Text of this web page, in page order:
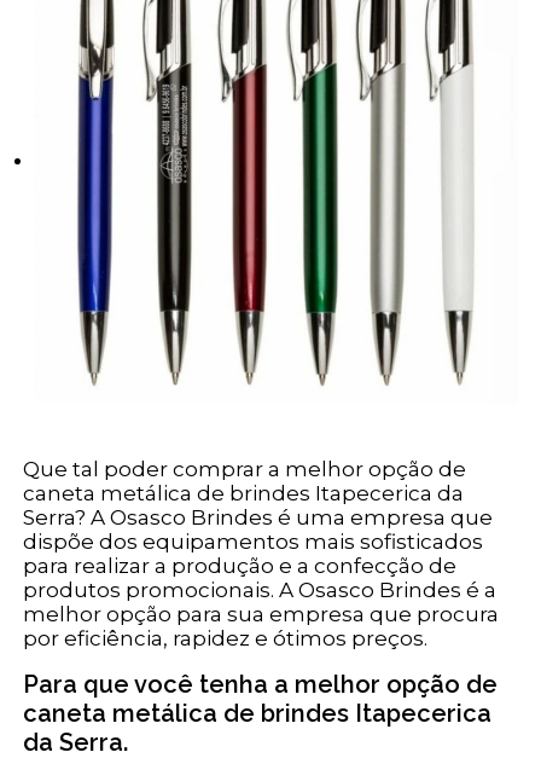
Que tal poder comprar a melhor opção de
caneta metálica de brindes Itapecerica da
Serra? A Osasco Brindes é uma empresa que
dispõe dos equipamentos mais sofisticados
para realizar a produção e a confecção de
produtos promocionais. A Osasco Brindes é a
melhor opção para sua empresa que procura
por eficiência, rapidez e ótimos preços.
Para que você tenha a melhor opção de
caneta metálica de brindes Itapecerica
da Serra.